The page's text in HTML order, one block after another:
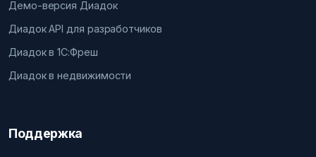
Демо-версия Диадок
Диадок API для разработчиков
Диадок в 1С:Фреш
Диадок в недвижимости
Поддержка